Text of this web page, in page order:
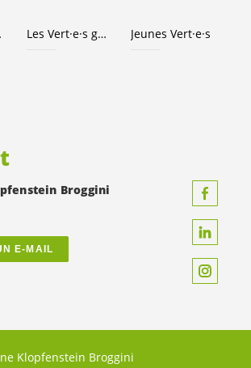
Les Vert·e·s genevois·es Jeunes Vert·e·s
Broggini
E-MAIL
Klopfenstein Broggini